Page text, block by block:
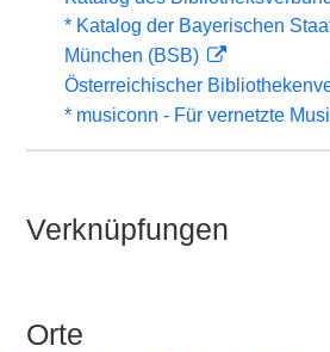
* Katalog der Bayerischen
München (BSB)
Österreichischer
* musiconn - Für vernetzte
Verknüpfungen
Orte